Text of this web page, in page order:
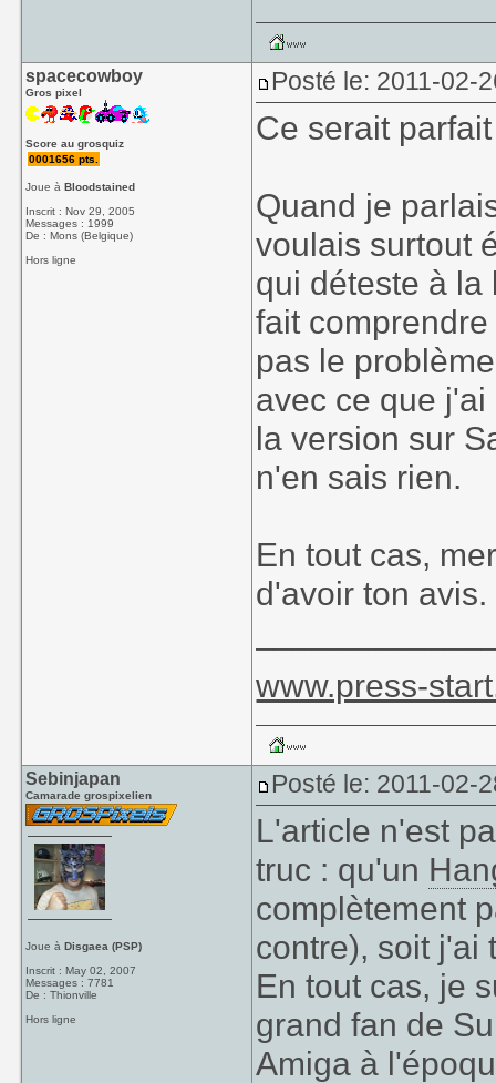
spacecowboy
Gros pixel
Score au grosquiz
0001656 pts.
Joue àBloodstained
Inscrit : Nov 29, 2005
Messages : 1999
De : Mons (Belgique)
Hors ligne
Posté le: 2011-02-
Ce serait
Quand je
voulais surtout
qui déteste à
fait
pas le
avec ce que
la version sur
n'en sais rien.
En tout cas,
d'avoir ton avis.
www.press-
Sebinjapan
Camarade grospixelien
Joue àDisgaea (PSP)
Inscrit : May 02, 2007
Messages : 7781
De : Thionville
Hors ligne
Posté le: 2011-02-
L'article n'est
truc : qu'un
complètement
contre), soit j'ai
En tout cas, je
grand fan de
Amiga à